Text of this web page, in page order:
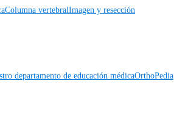
Columna vertebralImagen y resección
departamento de educación médicaOrthoPedia